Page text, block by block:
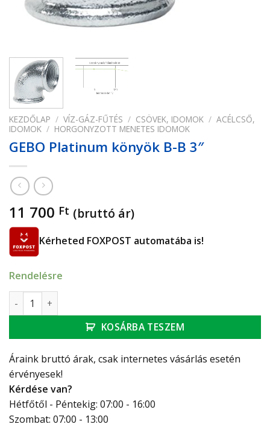
KEZDŐLAP / VÍZ-GÁZ-FŰTÉS / CSÖVEK, IDOMOK / ACÉLCSŐ,
IDOMOK / HORGONYZOTT MENETES IDOMOK
GEBO Platinum könyök B-B 3″
11 700 Ft (bruttó ár)
Kérheted FOXPOST automatába is!
Rendelésre
GEBO Platinum könyök B-B 3" mennyiség
KOSÁRBA TESZEM
Áraink bruttó árak, csak internetes vásárlás esetén
érvényesek!
Kérdése van?
Hétfőtől - Péntekig: 07:00 - 16:00
Szombat: 07:00 - 13:00